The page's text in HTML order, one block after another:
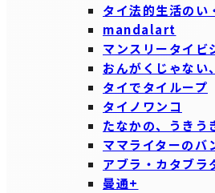
タイ法的生活のい
mandalart
マンスリータイビ
おんがくじゃない
タイでタイループ
タイノワンコ
たなかの、うきう
ママライターのバ
アブラ・カタブラ
曼通+